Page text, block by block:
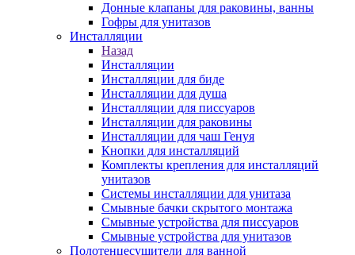
Донные клапаны для раковины, ванны
Гофры для унитазов
Инсталляции
Назад
Инсталляции
Инсталляции для биде
Инсталляции для душа
Инсталляции для писсуаров
Инсталляции для раковины
Инсталляции для чаш Генуя
Кнопки для инсталляций
Комплекты крепления для инсталляций
унитазов
Системы инсталляции для унитаза
Смывные бачки скрытого монтажа
Смывные устройства для писсуаров
Смывные устройства для унитазов
Полотенцесушители для ванной